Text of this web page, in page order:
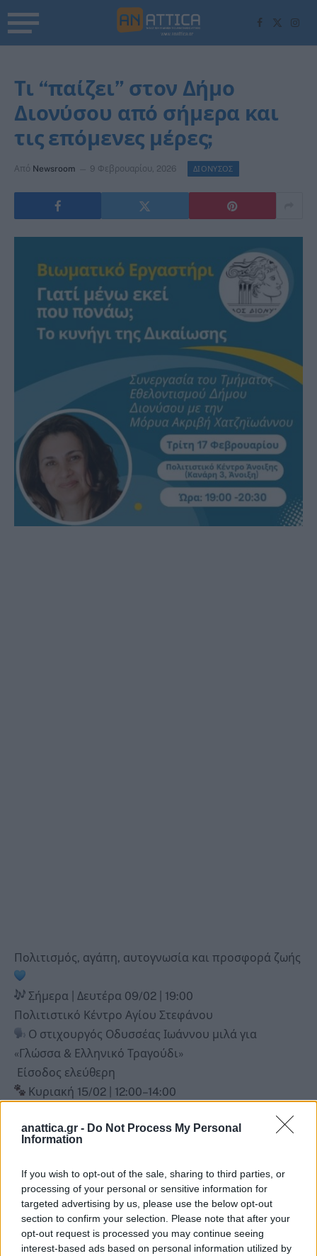
anattica.gr - Do Not Process My Personal
Information
If you wish to opt-out of the sale, sharing to third parties, or
processing of your personal or sensitive information for
targeted advertising by us, please use the below opt-out
section to confirm your selection. Please note that after your
opt-out request is processed you may continue seeing
interest-based ads based on personal information utilized by
Facebook
X
(Twitter)
Τι “παίζει” στον Δήμο
Διονύσου από σήμερα και
τις επόμενες μέρες;
Από Newsroom 9 Φεβρουαρίου, 2026 ΔΙΟΝΥΣΟΣ
Πολιτισμός, αγάπη, αυτογνωσία και προσφορά ζωής
Σήμερα | Δευτέρα 09/02 | 19:00
Πολιτιστικό Κέντρο Αγίου Στεφάνου
Ο στιχουργός Οδυσσέας Ιωάννου μιλά για
«Γλώσσα & Ελληνικό Τραγούδι»
Είσοδος ελεύθερη
Κυριακή 15/02 | 12:00–14:00
Ημέρα Υιοθεσίας Αδέσποτων
Τρίτη 17/02
Βιωματικό εργαστήρι αυτογνωσίας
«Γιατί μένω εκεί που πονάω; Το Κυνήγι της
Δικαίωσης»
Σάββατο 28/02 | 09:30–13:30